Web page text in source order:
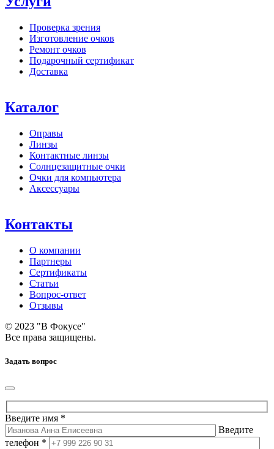
Проверка зрения
Изготовление очков
Ремонт очков
Подарочный сертификат
Доставка
Каталог
Оправы
Линзы
Контактные линзы
Солнцезащитные очки
Очки для компьютера
Аксессуары
Контакты
О компании
Партнеры
Сертификаты
Статьи
Вопрос-ответ
Отзывы
© 2023 "В Фокусе"
Все права защищены.
Задать вопрос
Введите имя *
Введите
телефон *